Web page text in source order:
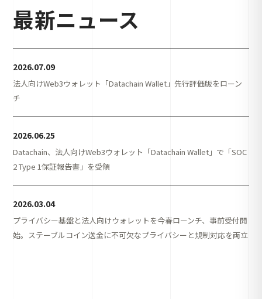
最新ニュース
2026.07.09
法人向けWeb3ウォレット「Datachain Wallet」先行評価版をローン
チ
2026.06.25
Datachain、法人向けWeb3ウォレット「Datachain Wallet」で「SOC
2 Type 1保証報告書」を受領
2026.03.04
プライバシー基盤と法人向けウォレットを今春ローンチ、事前受付開
始。ステーブルコイン送金に不可欠なプライバシーと規制対応を両立